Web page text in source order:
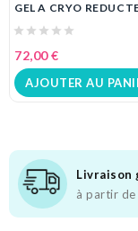
REDUCTEUR
AU PANIER
Livraison
à partir